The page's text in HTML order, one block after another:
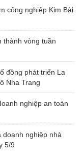
công nghiệp Kim Bài
thành vòng tuần
đồng phát triển La
Nha Trang
nghiệp an toàn
nghiệp nhà
5/9